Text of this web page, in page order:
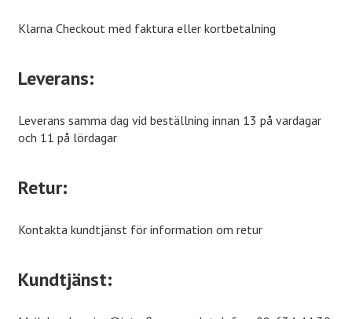
Klarna Checkout med faktura eller kortbetalning
Leverans:
Leverans samma dag vid beställning innan 13 på vardagar
och 11 på lördagar
Retur:
Kontakta kundtjänst för information om retur
Kundtjänst: